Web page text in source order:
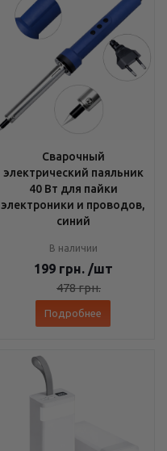
Сварочный
электрический паяльник
40 Вт для пайки
электроники и проводов,
синий
В наличии
199 грн. /шт
478грн.
Подробнее